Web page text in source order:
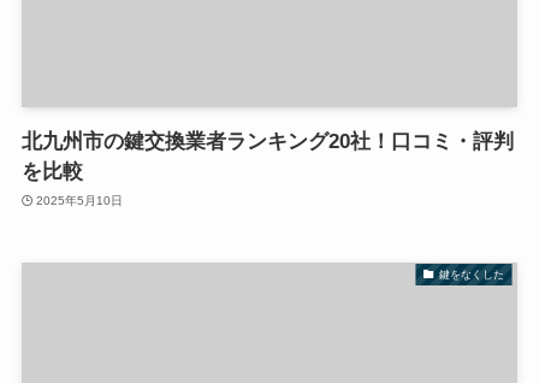
北九州市の鍵交換業者ランキング20社！口コミ・評判
を比較
2025年5月10日
鍵をなくした